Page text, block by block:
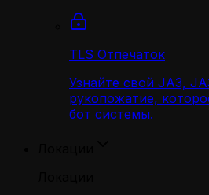
TLS Отпечаток
Узнайте свой JA3,
рукопожатие,
бот системы.